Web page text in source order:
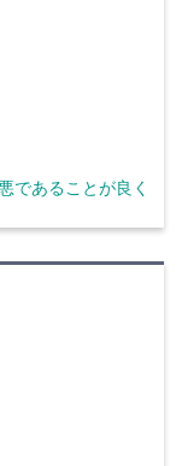
であることが良く